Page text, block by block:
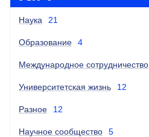
Наука 21
Образование 4
Международное сотрудничество
Университетская жизнь 12
Разное 12
Научное сообщество 5